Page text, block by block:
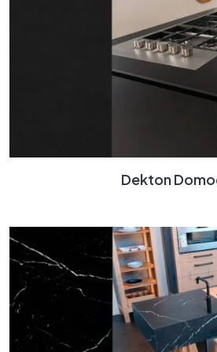
Dekton